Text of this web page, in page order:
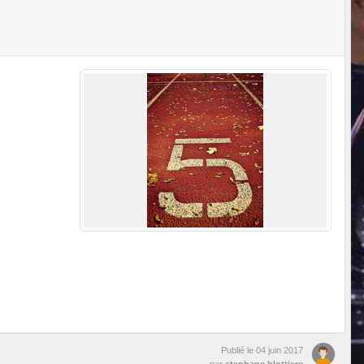
Publié le 04 juin 2017